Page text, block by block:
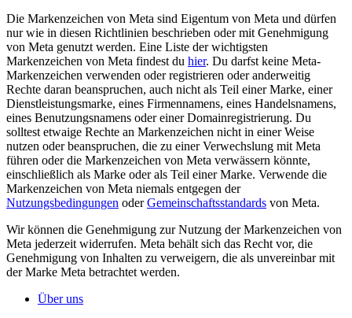
Die Markenzeichen von Meta sind Eigentum von Meta und dürfen
nur wie in diesen Richtlinien beschrieben oder mit Genehmigung
von Meta genutzt werden. Eine Liste der wichtigsten
Markenzeichen von Meta findest du hier. Du darfst keine Meta-
Markenzeichen verwenden oder registrieren oder anderweitig
Rechte daran beanspruchen, auch nicht als Teil einer Marke, einer
Dienstleistungsmarke, eines Firmennamens, eines Handelsnamens,
eines Benutzungsnamens oder einer Domainregistrierung. Du
solltest etwaige Rechte an Markenzeichen nicht in einer Weise
nutzen oder beanspruchen, die zu einer Verwechslung mit Meta
führen oder die Markenzeichen von Meta verwässern könnte,
einschließlich als Marke oder als Teil einer Marke. Verwende die
Markenzeichen von Meta niemals entgegen der
Nutzungsbedingungen oderGemeinschaftsstandards von Meta.
Wir können die Genehmigung zur Nutzung der Markenzeichen von
Meta jederzeit widerrufen. Meta behält sich das Recht vor, die
Genehmigung von Inhalten zu verweigern, die als unvereinbar mit
der Marke Meta betrachtet werden.
Über uns